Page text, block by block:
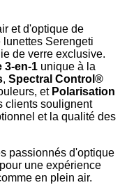
et d'optique de
Serengeti
de verre exclusive.
3-en-1 unique à la
, Spectral Control®
et Polarisation
clients soulignent
et la qualité des
passionnés d'optique
une expérience
en plein air.